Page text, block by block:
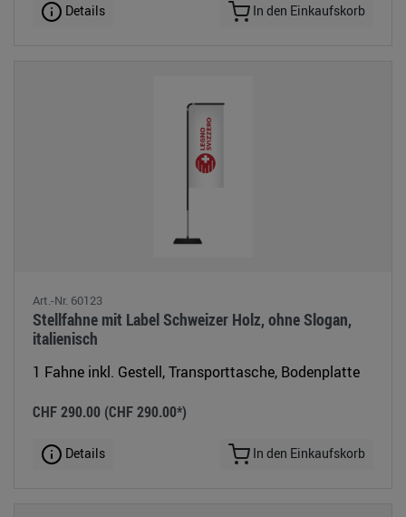
Details In den Einkaufskorb
Art.-Nr. 60123
Stellfahne mit Label Schweizer Holz, ohne Slogan,
italienisch
1 Fahne inkl. Gestell, Transporttasche, Bodenplatte
CHF 290.00 (CHF 290.00*)
Details In den Einkaufskorb